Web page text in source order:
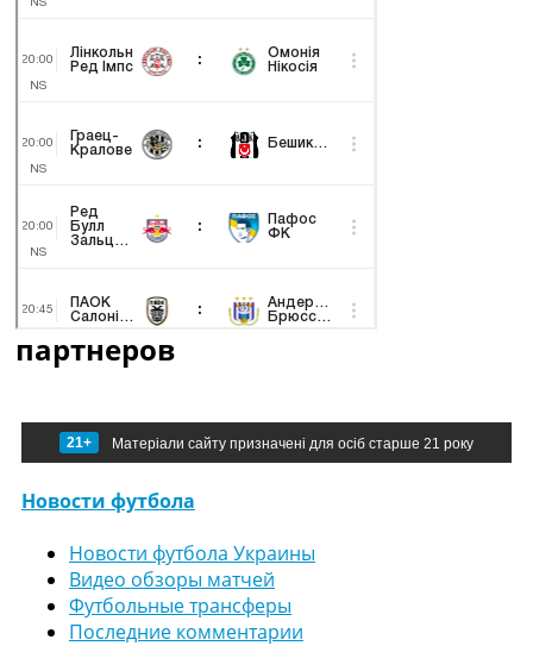
партнеров
21+ Матеріали сайту призначені для осіб старше 21 року
Новости футбола
Новости футбола Украины
Видео обзоры матчей
Футбольные трансферы
Последние комментарии